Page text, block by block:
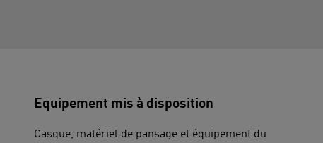
Equipement mis à disposition
Casque, matériel de pansage et équipement du